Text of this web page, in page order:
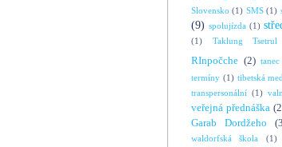
Slovensko (1) SMS (1)
(9) spolujízda (1)
(1)
Taklung Tsetrul
RInpočche (2) tanec
termíny (1) tibetská
transpersonální (1)
veřejná přednáška
Garab Dordžeho
waldorfská škola (1)